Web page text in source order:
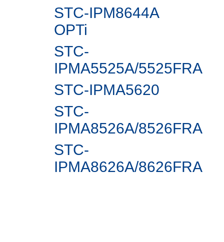
STC-IPM8644A
OPTi
STC-
IPMA5525A/5525FRA
STC-IPMА5620
STC-
IPMA8526A/8526FRA
STC-
IPMA8626A/8626FRA